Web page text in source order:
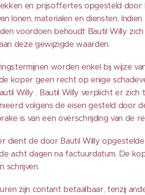
en prijsoffertes opgesteld door
lonen, materialen en diensten.
voordoen behoudt Bautil Willy
deze gewijzigde waarden.
worden enkel bij wijze
koper geen recht op enige
Willy . Bautil Willy verplicht er
volgens de eisen gesteld door
is van een overschrijding van de
dient de door Bautil Willy
acht dagen na factuurdatum. De
schrijven.
zijn contant betaalbaar, tenzij